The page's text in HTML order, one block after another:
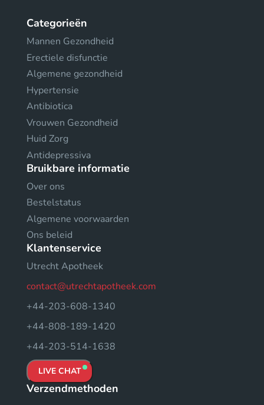
Categorieën
Mannen Gezondheid
Erectiele disfunctie
Algemene gezondheid
Hypertensie
Antibiotica
Vrouwen Gezondheid
Huid Zorg
Antidepressiva
Bruikbare informatie
Over ons
Bestelstatus
Algemene voorwaarden
Ons beleid
Klantenservice
Utrecht Apotheek
contact@utrechtapotheek.com
+44-203-608-1340
+44-808-189-1420
+44-203-514-1638
LIVE CHAT
Verzendmethoden